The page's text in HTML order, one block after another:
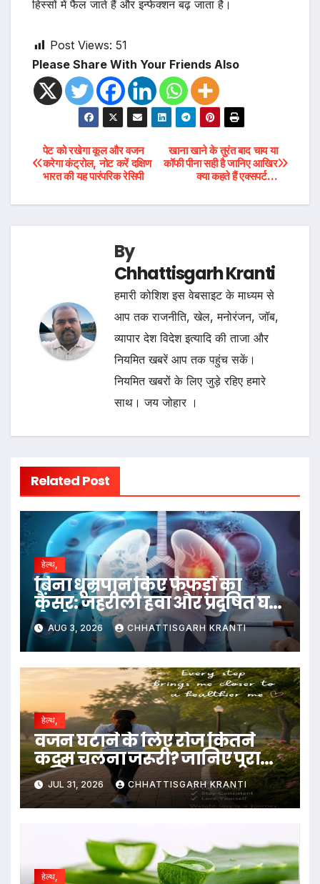
हिस्सों में फैल जाते हैं और इन्फेक्शन बढ़ जाता है।
Post Views: 51
Please Share With Your Friends Also
Post
navigation
खाना खाने के तुरंत बाद चाय या
कॉफी पीना सही है जानिए आखिर
क्या कहते हैं एक्सपर्ट…
पेट को रखेगा कूल और वजन
करेगा कंट्रोल, नोट करें दक्षिण
भारत की यह पारंपरिक रेसिपी
By
Chhattisgarh Kranti
हमारी कोशिश इस वेबसाइट के माध्यम से
आप तक राजनीति, खेल, मनोरंजन, जॉब,
व्यापार देश विदेश इत्यादि की ताजा और
नियमित खबरें आप तक पहुंच सकें।
नियमित खबरों के लिए जुड़े रहिए हमारे
साथ। जय जोहार ।
Related Post
हेल्थ,
बिना धूम्रपान किए फेफड़ों का
कैंसर: जहरीली हवा और प्रदूषित घर
ले रहे जान
AUG 3, 2026 CHHATTISGARH KRANTI
हेल्थ,
वजन घटाने के लिए रोज कितने
कदम चलना जरूरी? जानिए पूरा
गणित
JUL 31, 2026 CHHATTISGARH KRANTI
हेल्थ,